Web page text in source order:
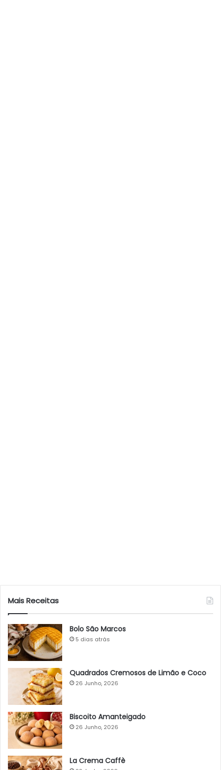
Mais Receitas
Bolo São Marcos
5 dias atrás
Quadrados Cremosos de Limão e Coco
26 Junho, 2026
Biscoito Amanteigado
26 Junho, 2026
La Crema Caffè